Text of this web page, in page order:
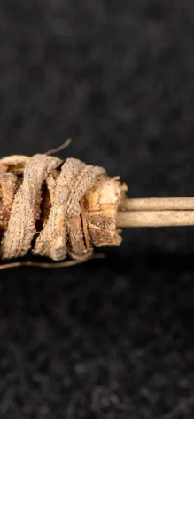
виготовили
Америці,
ця знахідка є дуже
себе в часи, коли
знайшли